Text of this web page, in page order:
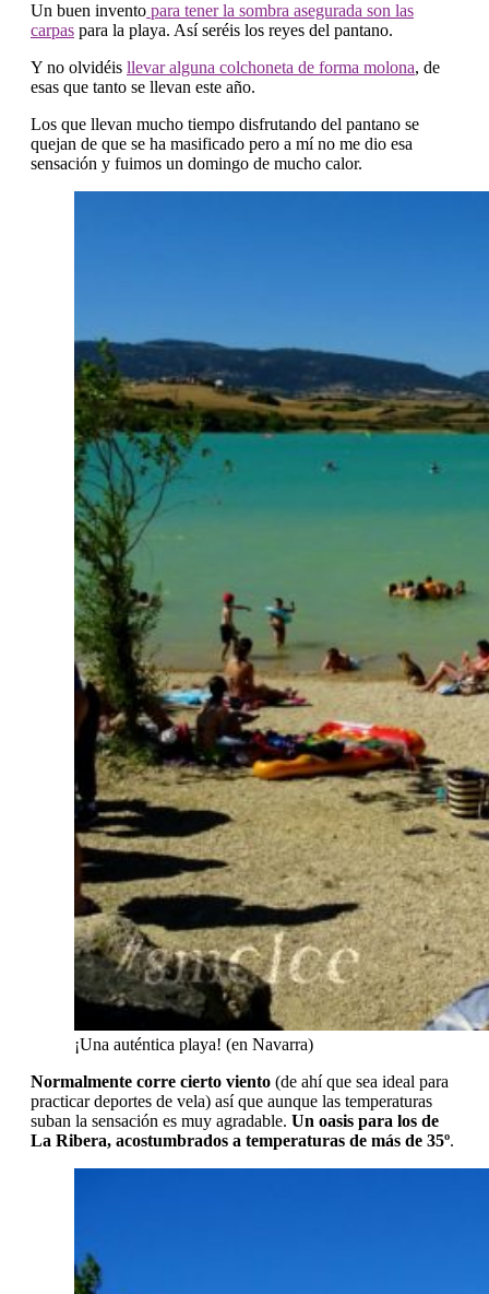
Un buen invento para tener la sombra asegurada son las
carpas para la playa. Así seréis los reyes del pantano.
Y no olvidéis llevar alguna colchoneta de forma molona, de
esas que tanto se llevan este año.
Los que llevan mucho tiempo disfrutando del pantano se
quejan de que se ha masificado pero a mí no me dio esa
sensación y fuimos un domingo de mucho calor.
¡Una auténtica playa! (en Navarra)
Normalmente corre cierto viento (de ahí que sea ideal para
practicar deportes de vela) así que aunque las temperaturas
suban la sensación es muy agradable. Un oasis para los de
La Ribera, acostumbrados a temperaturas de más de 35º.